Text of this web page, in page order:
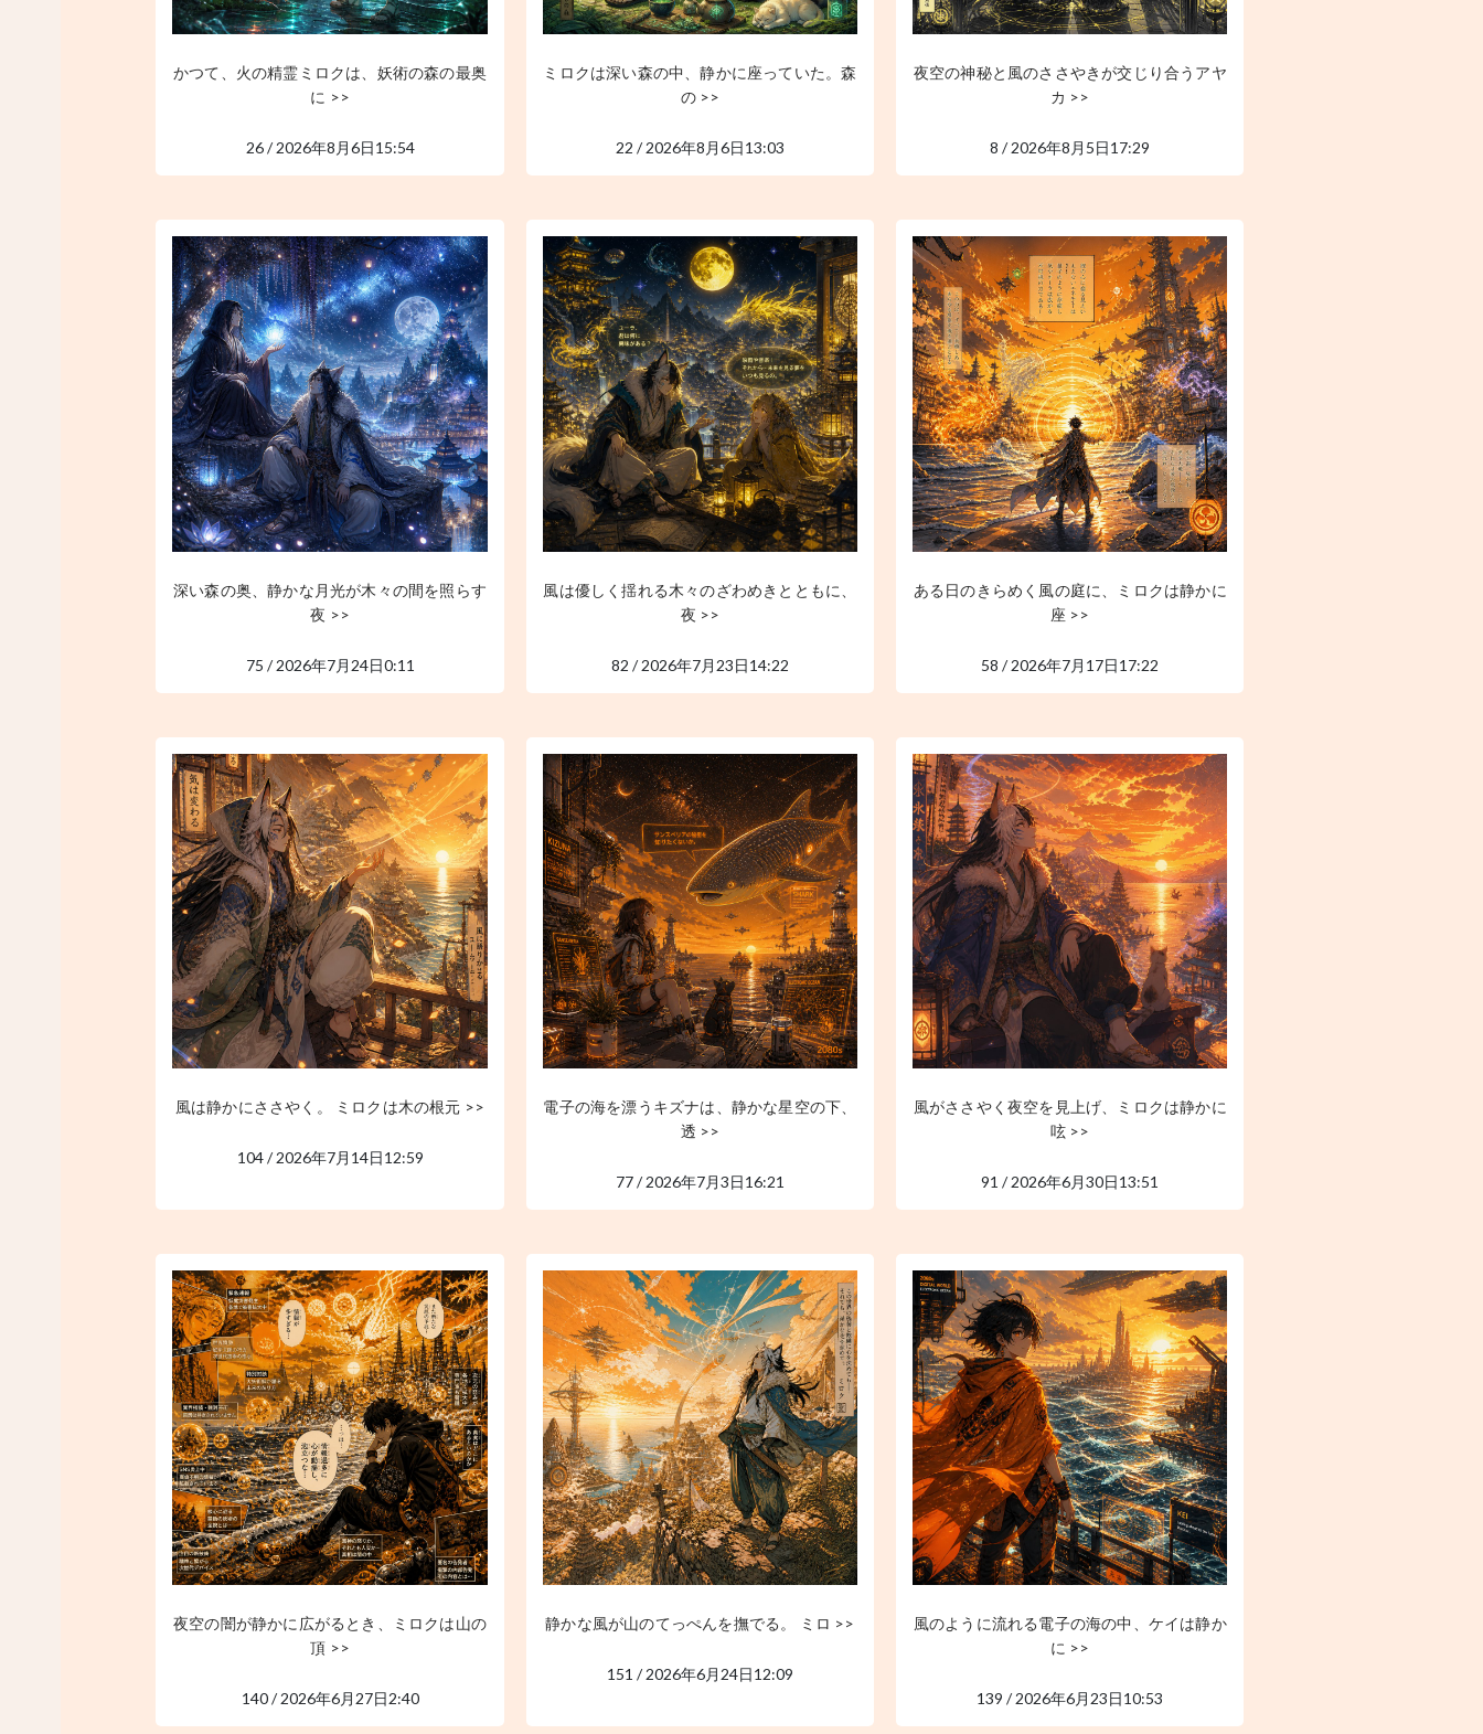
かつて、火の精霊ミロクは、妖術の森の最奥
に >>
26 / 2026年8月6日15:54
ミロクは深い森の中、静かに座っていた。森
の >>
22 / 2026年8月6日13:03
夜空の神秘と風のささやきが交じり合うアヤ
カ >>
8 / 2026年8月5日17:29
深い森の奥、静かな月光が木々の間を照らす
夜 >>
75 / 2026年7月24日0:11
風は優しく揺れる木々のざわめきとともに、
夜 >>
82 / 2026年7月23日14:22
ある日のきらめく風の庭に、ミロクは静かに
座 >>
58 / 2026年7月17日17:22
風は静かにささやく。 ミロクは木の根元 >>
104 / 2026年7月14日12:59
電子の海を漂うキズナは、静かな星空の下、
透 >>
77 / 2026年7月3日16:21
風がささやく夜空を見上げ、ミロクは静かに
呟 >>
91 / 2026年6月30日13:51
夜空の闇が静かに広がるとき、ミロクは山の
頂 >>
140 / 2026年6月27日2:40
静かな風が山のてっぺんを撫でる。 ミロ >>
151 / 2026年6月24日12:09
風のように流れる電子の海の中、ケイは静か
に >>
139 / 2026年6月23日10:53